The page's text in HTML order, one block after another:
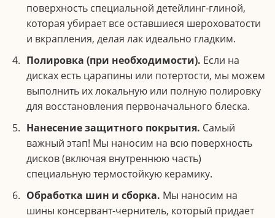
поверхность специальной детейлинг-глиной,
которая убирает все оставшиеся шероховатости
и вкрапления, делая лак идеально гладким.
Полировка (при необходимости). Если на
дисках есть царапины или потертости, мы можем
выполнить их локальную или полную полировку
для восстановления первоначального блеска.
Нанесение защитного покрытия. Самый
важный этап! Мы наносим на всю поверхность
дисков (включая внутреннюю часть)
специальную термостойкую керамику.
Обработка шин и сборка. Мы наносим на
шины консервант-чернитель, который придает